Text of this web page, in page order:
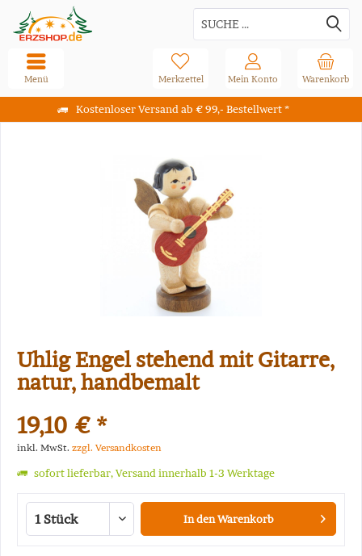
Kostenloser Versand ab € 99,- Bestellwert *
Warenkorb
Merkzettel Mein Konto
Menü
Uhlig Engel stehend mit Gitarre,
natur, handbemalt
19,10 € *
inkl. MwSt. zzgl. Versandkosten
sofort lieferbar, Versand innerhalb 1-3 Werktage
In denWarenkorb